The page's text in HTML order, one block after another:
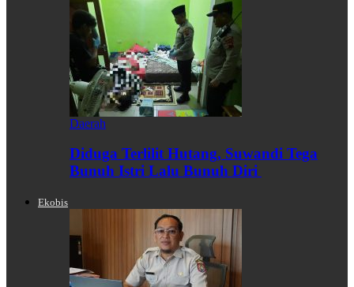
Daerah
Diduga Terlilit Hutang, Suwandi Tega
Bunuh Istri Lalu Bunuh Diri
Ekobis